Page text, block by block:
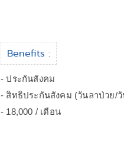
Benefits :
- ประกันสังคม
- สิทธิประกันสังคม (วันลาป่วย/
- 18,000 / เดือน